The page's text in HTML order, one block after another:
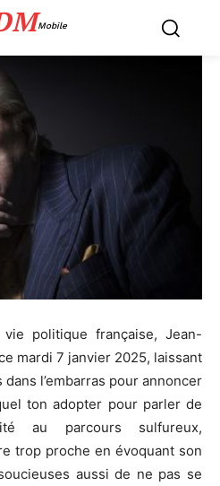
Mobile
politique française, Jean-
mardi 7 janvier 2025, laissant
l’embarras pour annoncer
ton adopter pour parler de
au parcours sulfureux,
trop proche en évoquant son
aussi de ne pas se